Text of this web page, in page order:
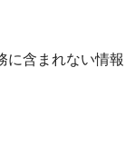
含まれない情